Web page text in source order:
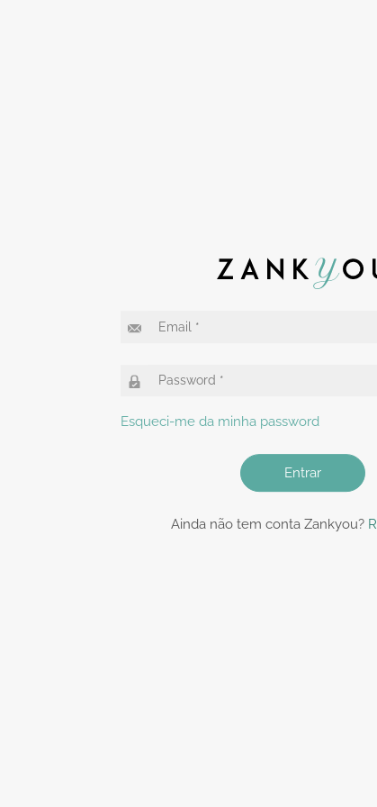
Esqueci-me da minha password
Entrar
Ainda não tem conta Zankyou?